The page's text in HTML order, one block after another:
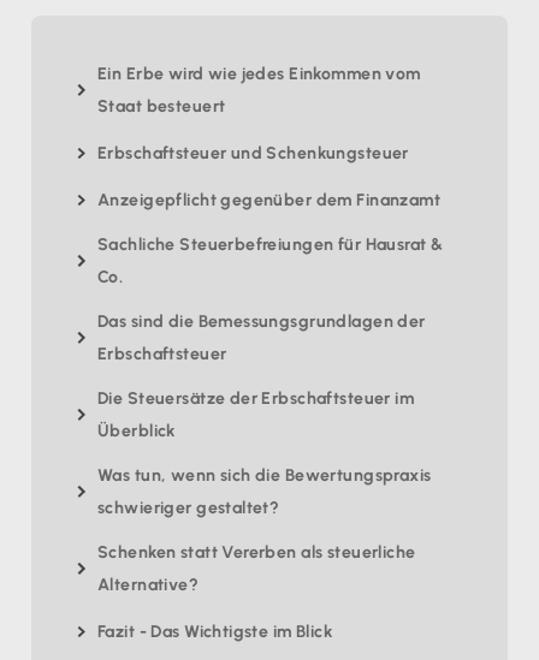
Ein Erbe wird wie jedes Einkommen vom
Staat besteuert
Erbschaftsteuer und Schenkungsteuer
Anzeigepflicht gegenüber dem Finanzamt
Sachliche Steuerbefreiungen für Hausrat &
Co.
Das sind die Bemessungsgrundlagen der
Erbschaftsteuer
Die Steuersätze der Erbschaftsteuer im
Überblick
Was tun, wenn sich die Bewertungspraxis
schwieriger gestaltet?
Schenken statt Vererben als steuerliche
Alternative?
Fazit - Das Wichtigste im Blick